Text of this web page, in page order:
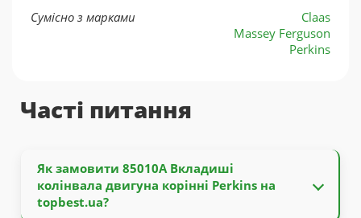
Сумісно з марками
Claas
Massey Ferguson
Perkins
Часті питання
Як замовити 85010A Вкладиші
колінвала двигуна корінні Perkins на
topbest.ua?